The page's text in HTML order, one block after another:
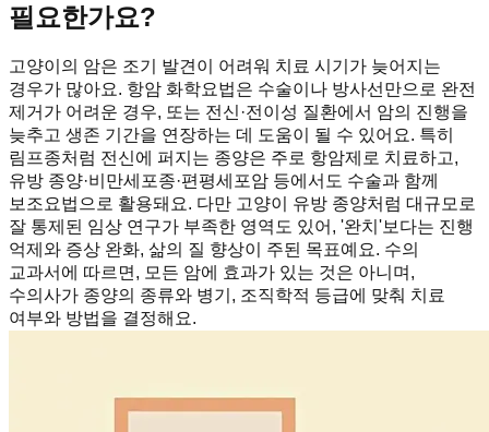
필요한가요?
고양이의 암은 조기 발견이 어려워 치료 시기가 늦어지는
경우가 많아요. 항암 화학요법은 수술이나 방사선만으로 완전
제거가 어려운 경우, 또는 전신·전이성 질환에서 암의 진행을
늦추고 생존 기간을 연장하는 데 도움이 될 수 있어요. 특히
림프종처럼 전신에 퍼지는 종양은 주로 항암제로 치료하고,
유방 종양·비만세포종·편평세포암 등에서도 수술과 함께
보조요법으로 활용돼요. 다만 고양이 유방 종양처럼 대규모로
잘 통제된 임상 연구가 부족한 영역도 있어, '완치'보다는 진행
억제와 증상 완화, 삶의 질 향상이 주된 목표예요. 수의
교과서에 따르면, 모든 암에 효과가 있는 것은 아니며,
수의사가 종양의 종류와 병기, 조직학적 등급에 맞춰 치료
여부와 방법을 결정해요.